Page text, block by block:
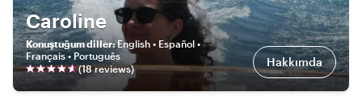
Caroline
Konuştuğum diller:English • Español •
Français • Português
(18reviews) Hakkımda